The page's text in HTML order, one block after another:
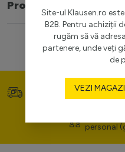
Produse similare
Site-ul Klausen.ro
B2B. Pentru achiziții
rugăm să vă
partenere, unde veți
de
VEZI
Transport gratuit (>400
personal